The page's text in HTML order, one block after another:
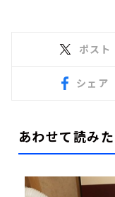
ポスト
シェア
あわせて読み